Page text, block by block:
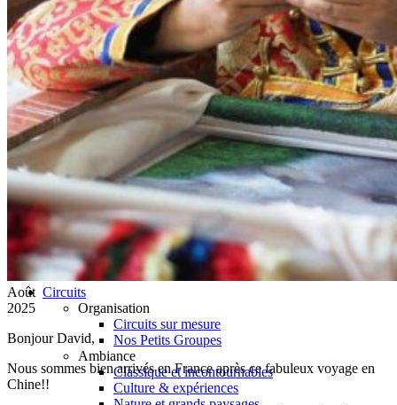
Canton 广州
Fujian 福建
Hong Kong 香港
Hunan 湖南
Ile d’Hainan 海南
Macao 澳门
Taïwan 台湾
Shenzhen
Sud Ouest
Chongqing 重庆
Guangxi 广西
Guizhou 贵州
Hubei
Sichuan 四川
Tibet 西藏
Yunnan 云南
Circuits
Organisation
Circuits sur mesure
Nos Petits Groupes
Ambiance
Classique et incontournables
Culture & expériences
Août
2025
Bonjour David,
Nous sommes bien arrivés en France après ce fabuleux voyage en
Chine!!